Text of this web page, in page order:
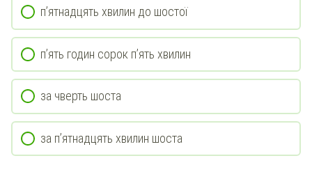
п’ятнадцять хвилин до шостої
п’ять годин сорок п’ять хвилин
за чверть шоста
за п’ятнадцять хвилин шоста